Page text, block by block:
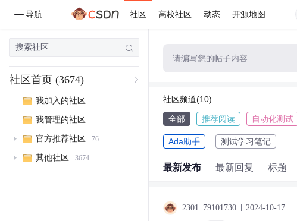
导航 社区 高校社区 动态 开源地图
社区首页 (3674)
我加入的社区
我管理的社区
官方推荐社区 76
其他社区 3674
请编写您的帖子内容
社区频道(10)
全部 推荐阅读 自动化测试
Ada助手 测试学习笔记
最新发布 最新回复 标题
2301_79101730 2024-10-17